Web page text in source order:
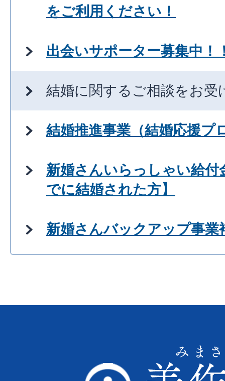
をご利用ください！
出会いサポーター募集中！
結婚に関するご相談をお受
結婚推進事業（結婚応援プ
新婚さんいらっしゃい給付
でに結婚された方】
新婚さんバックアップ事業